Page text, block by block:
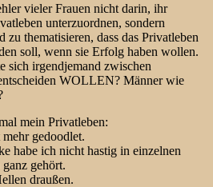
vieler Frauen nicht darin, ihr
unterzuordnen, sondern
thematisieren, dass das Privatleben
soll, wenn sie Erfolg haben wollen.
sich irgendjemand zwischen
WOLLEN? Männer wie
mein Privatleben:
gedoodlet.
habe ich nicht hastig in einzelnen
gehört.
draußen.